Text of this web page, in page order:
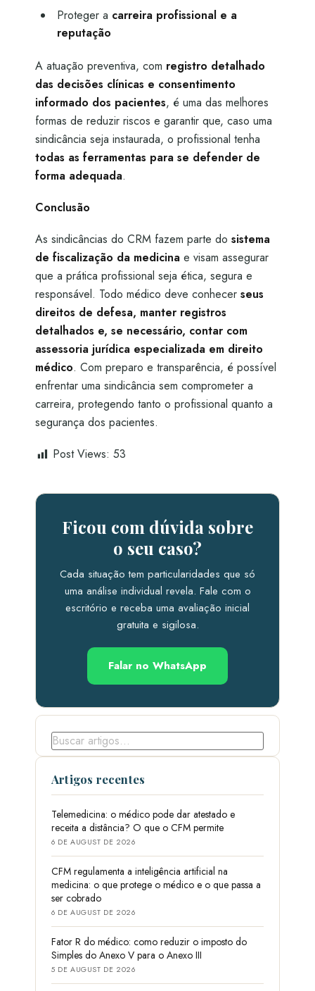
Proteger a carreira profissional e a
reputação
A atuação preventiva, com registro detalhado
das decisões clínicas e consentimento
informado dos pacientes, é uma das melhores
formas de reduzir riscos e garantir que, caso uma
sindicância seja instaurada, o profissional tenha
todas as ferramentas para se defender de
forma adequada.
Conclusão
As sindicâncias do CRM fazem parte do sistema
de fiscalização da medicina e visam assegurar
que a prática profissional seja ética, segura e
responsável. Todo médico deve conhecer seus
direitos de defesa, manter registros
detalhados e, se necessário, contar com
assessoria jurídica especializada em direito
médico. Com preparo e transparência, é possível
enfrentar uma sindicância sem comprometer a
carreira, protegendo tanto o profissional quanto a
segurança dos pacientes.
Post Views: 53
Ficou com dúvida sobre
o seu caso?
Cada situação tem particularidades que só
uma análise individual revela. Fale com o
escritório e receba uma avaliação inicial
gratuita e sigilosa.
Falar no WhatsApp
Artigos recentes
Telemedicina: o médico pode dar atestado e
receita a distância? O que o CFM permite
6 DE AUGUST DE 2026
CFM regulamenta a inteligência artificial na
medicina: o que protege o médico e o que passa a
ser cobrado
6 DE AUGUST DE 2026
Fator R do médico: como reduzir o imposto do
Simples do Anexo V para o Anexo III
5 DE AUGUST DE 2026